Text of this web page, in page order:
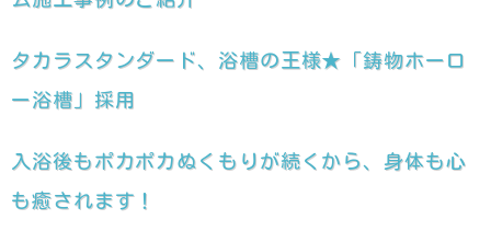
タカラスタンダード、浴槽の王様★「鋳物ホーロ
ー浴槽」採用
入浴後もポカポカぬくもりが続くから、身体も心
も癒されます！